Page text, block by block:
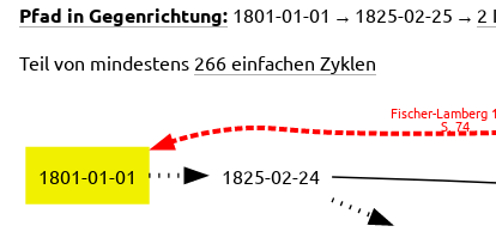
Pfad in Gegenrichtung: 1801-01-01 → 1825-02-25 → 2
Teil von mindestens 266 einfachen Zyklen